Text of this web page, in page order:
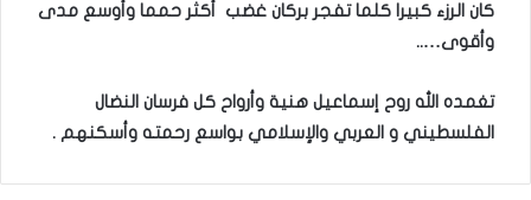
كان الرزء كبيرا كلما تفجر بركان غضب أكثر حمما وأوسع مدى
وأقوى…..
تغمده الله روح إسماعيل هنية وأرواح كل فرسان النضال
الفلسطيني و العربي والإسلامي بواسع رحمته وأسكنهم .